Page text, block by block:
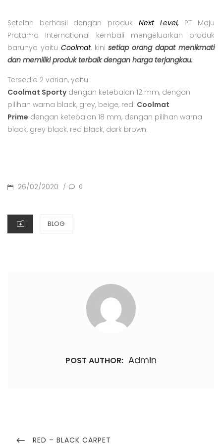
Setelah berhasil dengan produk Next Level, PT Maju
Pratama International kembali mengeluarkan produk
barunya yaitu Coolmat, kinisetiap orang dapat menikmati
dan memiliki produk terbaik dengan harga terjangkau.
Tersedia 2 varian, yaitu :
Coolmat Sportydengan ketebalan 12 mm, dengan
pilihan warna black, grey, beige, red. Coolmat
Prime dengan ketebalan 18 mm, dengan pilihan warna
black, grey black, red black, dark brown.
POSTED
26/02/2020 / 0
CATEGORIES
BLOG
POST AUTHOR: Admin
navigation
PREVIOUS
RED – BLACK CARPET